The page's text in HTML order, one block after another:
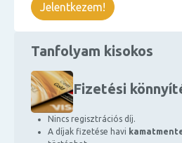
Tanfolyam kisokos
Fizetési
Nincs regisztrációs díj.
A díjak fizetése havi
Jelentkezem!